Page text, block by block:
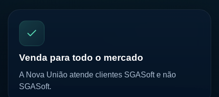
Venda para todo o mercado
A Nova União atende clientes SGASoft e não
SGASoft.